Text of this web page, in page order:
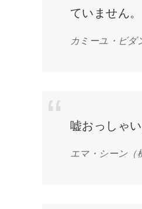
ていません。
カミーユ・ビダ
嘘おっしゃ
エマ・シーン